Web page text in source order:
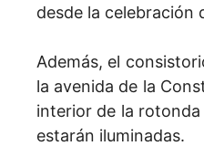
desde la celebración
Además, el
la avenida de la
interior de la rotonda
estarán iluminadas.